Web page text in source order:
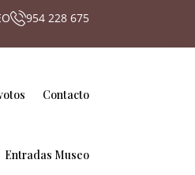
954 228 675
Contacto
Entradas Museo